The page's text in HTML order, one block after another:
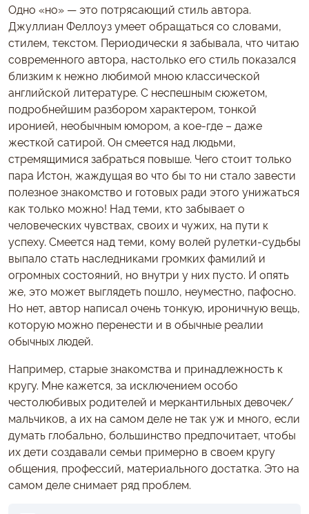
Одно «но» — это потрясающий стиль автора.
Джуллиан Феллоуз умеет обращаться со словами,
стилем, текстом. Периодически я забывала, что читаю
современного автора, настолько его стиль показался
близким к нежно любимой мною классической
английской литературе. С неспешным сюжетом,
подробнейшим разбором характером, тонкой
иронией, необычным юмором, а кое-где – даже
жесткой сатирой. Он смеется над людьми,
стремящимися забраться повыше. Чего стоит только
пара Истон, жаждущая во что бы то ни стало завести
полезное знакомство и готовых ради этого унижаться
как только можно! Над теми, кто забывает о
человеческих чувствах, своих и чужих, на пути к
успеху. Смеется над теми, кому волей рулетки-судьбы
выпало стать наследниками громких фамилий и
огромных состояний, но внутри у них пусто. И опять
же, это может выглядеть пошло, неуместно, пафосно.
Но нет, автор написал очень тонкую, ироничную вещь,
которую можно перенести и в обычные реалии
обычных людей.
Например, старые знакомства и принадлежность к
кругу. Мне кажется, за исключением особо
честолюбивых родителей и меркантильных девочек/
мальчиков, а их на самом деле не так уж и много, если
думать глобально, большинство предпочитает, чтобы
их дети создавали семьи примерно в своем кругу
общения, профессий, материального достатка. Это на
самом деле снимает ряд проблем.